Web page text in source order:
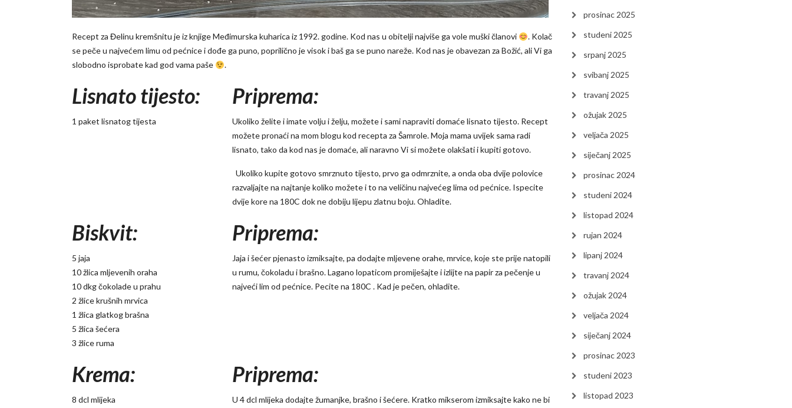
Recept za Đelinu kremšnitu je iz knjige Međimurska kuharica iz 1992. godine. Kod nas u obitelji najviše ga vole muški članovi
. Kolač
se peče u najvećem limu od pećnice i dođe ga puno, poprilično je visok i baš ga se puno nareže. Kod nas je obavezan za Božić, ali Vi ga
slobodno isprobate kad god vama paše
.
Lisnato tijesto:
1 paket lisnatog tijesta
Priprema:
Ukoliko želite i imate volju i želju, možete i sami napraviti domaće lisnato tijesto. Recept
možete pronaći na mom blogu kod recepta za Šamrole. Moja mama uvijek sama radi
lisnato, tako da kod nas je domaće, ali naravno Vi si možete olakšati i kupiti gotovo.
Ukoliko kupite gotovo smrznuto tijesto, prvo ga odmrznite, a onda oba dvije polovice
razvaljajte na najtanje koliko možete i to na veličinu najvećeg lima od pećnice. Ispecite
dvije kore na 180C dok ne dobiju lijepu zlatnu boju. Ohladite.
Biskvit:
5 jaja
10 žlica mljevenih oraha
10 dkg čokolade u prahu
2 žlice krušnih mrvica
1 žlica glatkog brašna
5 žlica šećera
3 žlice ruma
Priprema:
Jaja i šećer pjenasto izmiksajte, pa dodajte mljevene orahe, mrvice, koje ste prije natopili
u rumu, čokoladu i brašno. Lagano lopaticom promiješajte i izlijte na papir za pečenje u
najveći lim od pećnice. Pecite na 180C . Kad je pečen, ohladite.
Krema:
8 dcl mlijeka
Priprema:
U 4 dcl mlijeka dodajte žumanjke, brašno i šećere. Kratko mikserom izmiksajte kako ne bi
prosinac 2025
studeni 2025
srpanj 2025
svibanj 2025
travanj 2025
ožujak 2025
veljača 2025
siječanj 2025
prosinac 2024
studeni 2024
listopad 2024
rujan 2024
lipanj 2024
travanj 2024
ožujak 2024
veljača 2024
siječanj 2024
prosinac 2023
studeni 2023
listopad 2023